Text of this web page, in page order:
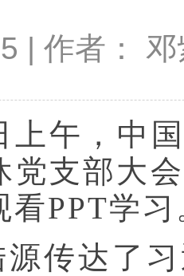
| 作者：
上午，中
党支部大
看PPT学
源传达了